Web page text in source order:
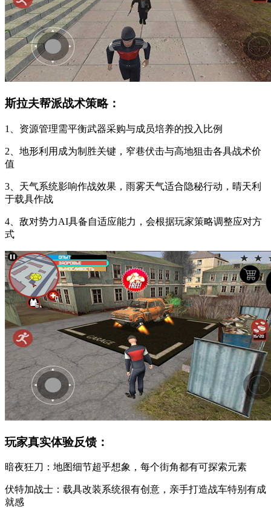
斯拉夫帮派战术策略：
1、资源管理需平衡武器采购与成员培养的投入比例
2、地形利用成为制胜关键，窄巷伏击与高地狙击各具战术价
值
3、天气系统影响作战效果，雨雾天气适合隐秘行动，晴天利
于载具作战
4、敌对势力AI具备自适应能力，会根据玩家策略调整应对方
式
玩家真实体验反馈：
暗夜狂刀：地图细节超乎想象，每个街角都有可探索元素
伏特加战士：载具改装系统很有创意，亲手打造战车特别有成
就感